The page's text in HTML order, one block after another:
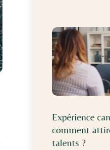
Expérience
comment
talents ?